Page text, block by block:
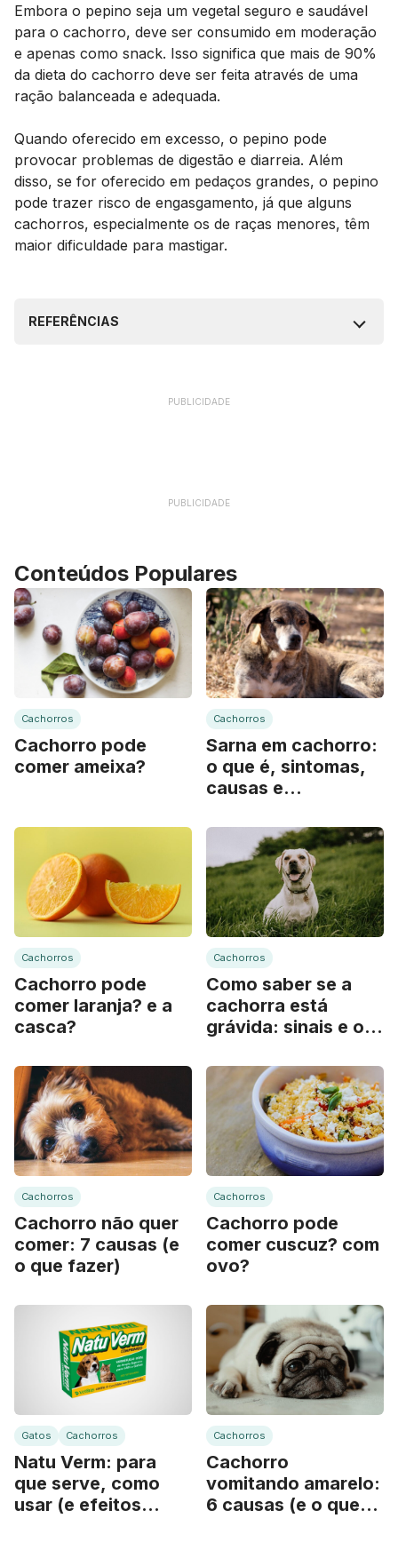
Embora o pepino seja um vegetal seguro e saudável
para o cachorro, deve ser consumido em moderação
e apenas como snack. Isso significa que mais de 90%
da dieta do cachorro deve ser feita através de uma
ração balanceada e adequada.
Quando oferecido em excesso, o pepino pode
provocar problemas de digestão e diarreia. Além
disso, se for oferecido em pedaços grandes, o pepino
pode trazer risco de engasgamento, já que alguns
cachorros, especialmente os de raças menores, têm
maior dificuldade para mastigar.
REFERÊNCIAS
PUBLICIDADE
PUBLICIDADE
Conteúdos Populares
Cachorros
Cachorro pode
comer ameixa?
Cachorros
Sarna em cachorro:
o que é, sintomas,
causas e
Cachorros
Cachorro pode
comer laranja? e a
casca?
Cachorros
Como saber se a
cachorra está
grávida: sinais e o
Cachorros
Cachorro não quer
comer: 7 causas (e
o que fazer)
Cachorros
Cachorro pode
comer cuscuz? com
ovo?
Gatos Cachorros
Natu Verm: para
que serve, como
usar (e efeitos
Cachorros
Cachorro
vomitando amarelo:
6 causas (e o que